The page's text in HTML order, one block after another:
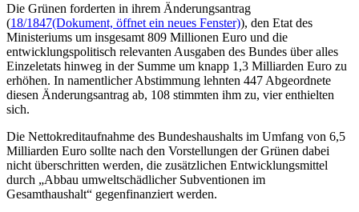
Die Grünen forderten in ihrem Änderungsantrag
(18/1847(Dokument, öffnet ein neues Fenster)), den Etat des
Ministeriums um insgesamt 809 Millionen Euro und die
entwicklungspolitisch relevanten Ausgaben des Bundes über alles
Einzeletats hinweg in der Summe um knapp 1,3 Milliarden Euro zu
erhöhen. In namentlicher Abstimmung lehnten 447 Abgeordnete
diesen Änderungsantrag ab, 108 stimmten ihm zu, vier enthielten
sich.
Die Nettokreditaufnahme des Bundeshaushalts im Umfang von 6,5
Milliarden Euro sollte nach den Vorstellungen der Grünen dabei
nicht überschritten werden, die zusätzlichen Entwicklungsmittel
durch „Abbau umweltschädlicher Subventionen im
Gesamthaushalt“ gegenfinanziert werden.